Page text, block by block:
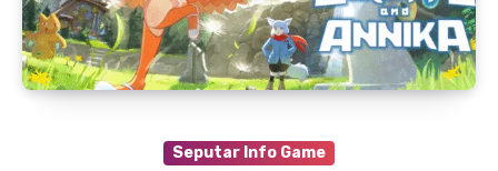
Seputar Info Game